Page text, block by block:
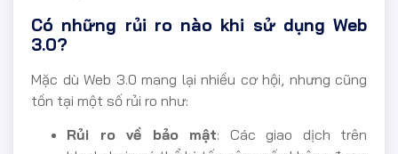
Có những rủi ro nào khi sử dụng Web
3.0?
Mặc dù Web 3.0 mang lại nhiều cơ hội, nhưng cũng
tồn tại một số rủi ro như:
Rủi ro về bảo mật: Các giao dịch trên